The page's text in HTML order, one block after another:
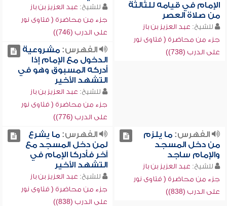
الإمام في قيامه للثالثة
من صلاة العصر
للشيخ: عبد العزيز بن باز
جزء من محاضرة ( فتاوى نور
على الدرب (738))
للشيخ: عبد العزيز بن باز
جزء من محاضرة ( فتاوى نور
على الدرب (746))
الفهرس:مشروعية
الدخول مع الإمام إذا
أدركه المسبوق وهو في
التشهد الأخير
للشيخ: عبد العزيز بن باز
جزء من محاضرة ( فتاوى نور
على الدرب (776))
الفهرس:ما يلزم
من دخل المسجد
والإمام ساجد
للشيخ: عبد العزيز بن باز
جزء من محاضرة ( فتاوى نور
على الدرب (838))
الفهرس:ما يشرع
لمن دخل المسجد مع
آخر فأدركا الإمام في
التشهد الأخير
للشيخ: عبد العزيز بن باز
جزء من محاضرة ( فتاوى نور
على الدرب (838))